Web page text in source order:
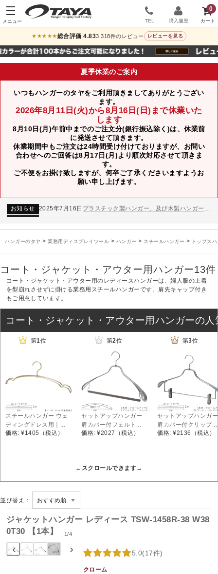
0
TEL 購入履歴
★★★★★総合評価 4.833,318件のレビュー レビューを見る
夏季休業のご案内
いつもハンガーのタヤをご利用頂きましてありがとうござい
ます。
2026年8月11日(火)から8月16日(日)まで休業いた
します
8月10日(月)午前中までのご注文分(銀行振込除く)は、休業前
に発送させて頂きます。
休業期間中もご注文は24時間受け付けておりますが、お問い
合わせへのご回答は8月17日(月)より順次対応させて頂きま
す。
ご不便をお掛け致しますが、何卒ご了承くださいますようお
願い申し上げます。
お知らせ 2024年12月12日年末年始休業のお知らせ
2026年3月7日
お知らせ 2025年7月16日
プラスチック製ハンガー、及び木製ハンガーKシリーズ 価格改定のお知らせ
お知らせ
2025年3月14日 木製ハンガーNシリーズ価格改定のお知らせ
お知らせ
2025年3月14日
木製ハンガーNシリーズ価格改定のお知らせ
未分類 2024年12月19日
雑誌「GINZA」でタヤのハンガーを紹介していただきました
お知らせ 2024年12月12日
ハンガーのタヤ > 業務用ディスプレイツール > ハンガー > スチールハンガー > トップス
コート・ジャケット・アウター用ハンガー13件
コート・ジャケット・アウター用のレディースハンガーは、婦人服の上着
を型崩れさせずに掛ける業務用スチールハンガーです。肩先キャップ付き
もご用意しています。
コート・ジャケット・アウター用ハンガーの
第1位
スチールハンガー ウェ
ディングドレス用｜...
価格: ¥1405
（税込）
第2位
セットアップハンガー
肩カバー付フェルト...
価格: ¥2027
（税込）
第3位
セットアップハンガー
肩カバー付クリップ...
価格: ¥2136
（税込）
並び替え：
‹ ›
1/4
ジャケットハンガー レディース TSW-1458R-38 W38
0T30 【1本】
5.0(17件)
クローム